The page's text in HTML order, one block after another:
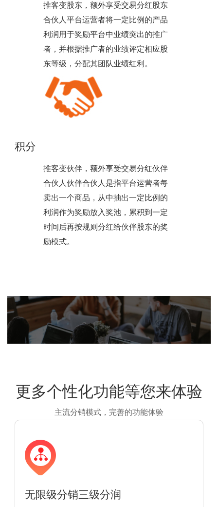
推客变股东，额外享受交易分红股东
合伙人平台运营者将一定比例的产品
利润用于奖励平台中业绩突出的推广
者，并根据推广者的业绩评定相应股
东等级，分配其团队业绩红利。
积分
推客变伙伴，额外享受交易分红伙伴
合伙人伙伴合伙人是指平台运营者每
卖出一个商品，从中抽出一定比例的
利润作为奖励放入奖池，累积到一定
时间后再按规则分红给伙伴股东的奖
励模式。
不仅仅
更多个性化功能等您来体验
主流分销模式，完善的功能体验
无限级分销三级分润